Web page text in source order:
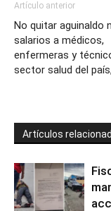
Artículo anterior
No quitar aguinaldo
salarios a médicos,
enfermeras y
sector salud del
Artículos